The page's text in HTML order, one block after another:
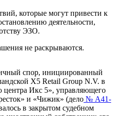
которые могут привести к
деятельности,
ЭЗО.
не раскрываются.
спор, инициированный
X5 Retail Group N.V. в
Икс 5», управляющего
и «Чижик» (дело № А41-
в закрытом судебном